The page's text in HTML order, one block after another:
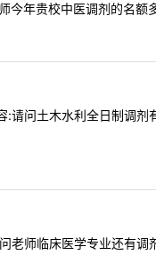
年贵校中医调剂的名额
问土木水利全日制调剂
临床医学专业还有调